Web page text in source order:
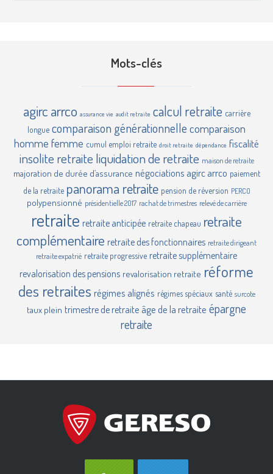
Mots-clés
agirc arrco assurance vie audit retraite calcul retraite carrière
longue comparaison générationnelle comparaison
homme femme cumul emploi retraite droit retraite dépendance fiscalité
insolite retraite liquidation de retraite maison de retraite
majoration de durée d’assurance négociations agirc arrco paiement
de la retraite panorama retraite pension de réversion PERCO
polypensionné présidentielle 2017 rachat de trimestres relevé de carrière
retraite retraite anticipée retraite chapeau retraite
complémentaire retraite des fonctionnaires retraite dirigeant
retraite expatrié retraite progressive retraite supplémentaire
revalorisation des pensions revalorisation retraite réforme
des retraites régimes alignés régimes spéciaux santé surcote
taux plein trimestre de retraite âge de la retraite épargne
retraite